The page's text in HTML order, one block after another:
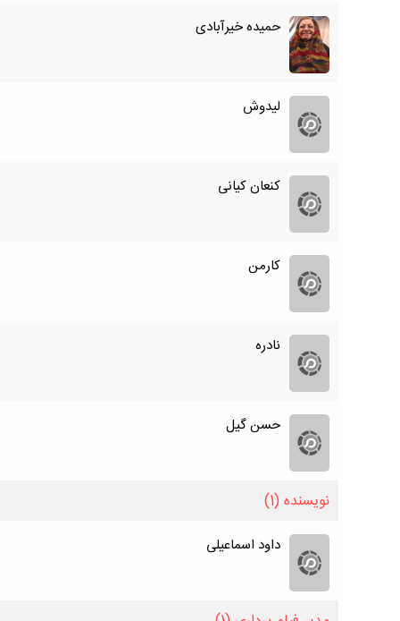
حمیده خیرآبادی
لیدوش
کنعان کیانی
کارمن
نادره
حسن گیل
نویسنده (1)
داود اسماعیلی